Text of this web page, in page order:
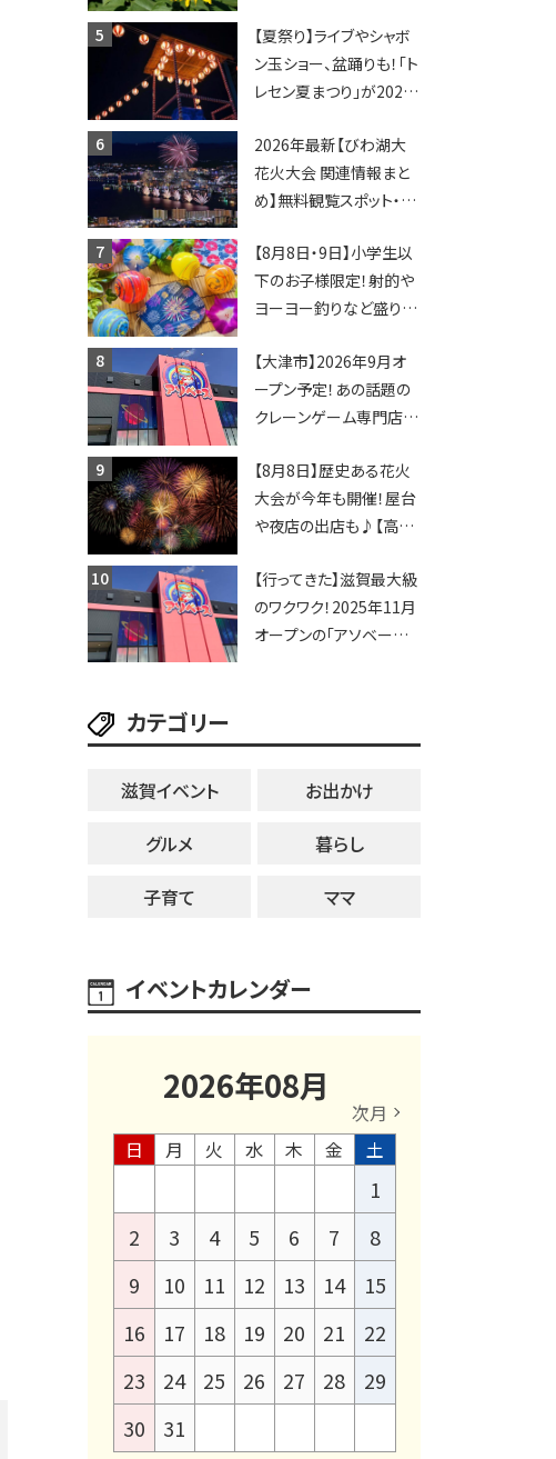
ポットやキッチンカーも
登場！何度も入園できる
フリーパスも販売★
【夏祭り】ライブやシャボ
ン玉ショー、盆踊りも！「ト
レセン夏まつり」が2026
2026年最新【びわ湖大
花火大会 関連情報まと
め】無料観覧スポット・同
ップ・交通規制に近隣施
設の駐車場情報なども
要チェック★
【8月8日・9日】小学生以
下のお子様限定！射的や
ヨーヨー釣りなど盛りだ
ちびっこ縁日開催♪【モリ
ーブ】
【大津市】2026年9月オ
ープン予定！あの話題の
クレーンゲーム専門店
ってくる！豊郷店に続く滋
賀2店舗目★
【8月8日】歴史ある花火
大会が今年も開催！屋台
や夜店の出店も♪【高宮
【行ってきた】滋賀最大級
のワクワク！2025年11月
オープンの「アソベース
スポット！
カテゴリー
滋賀イベント
お出かけ
グルメ
暮らし
子育て
ママ
イベントカレンダー
2026年08月
次月
日
月 火 水 木 金 土
1
2
3 4 5 6 7
8
9
10 11 12 13 14
15
16
17 18 19 20 21
22
23
24 25 26 27 28
29
30
31